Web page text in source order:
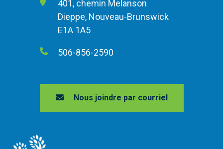
401, chemin Melanson
Dieppe, Nouveau-Brunswick
E1A 1A5
506-856-2590
Nous joindre par courriel